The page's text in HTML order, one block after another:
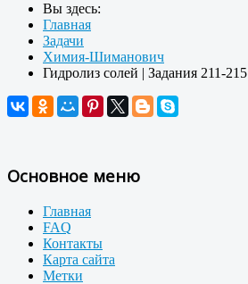
Вы здесь:
Главная
Задачи
Химия-Шиманович
Гидролиз солей | Задания 211-215
Основное меню
Главная
FAQ
Контакты
Карта сайта
Метки